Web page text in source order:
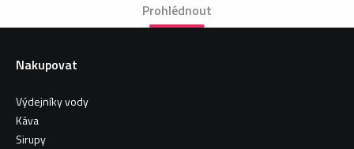
Prohlédnout
Nakupovat
Výdejníky vody
Káva
Sirupy